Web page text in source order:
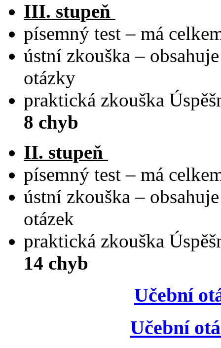
III. stupeň
písemný test – má
ústní zkouška –
otázky
praktická zkouška
8 chyb
II. stupeň
písemný test – má
ústní zkouška –
otázek
praktická zkouška
14 chyb
Učební
Učební